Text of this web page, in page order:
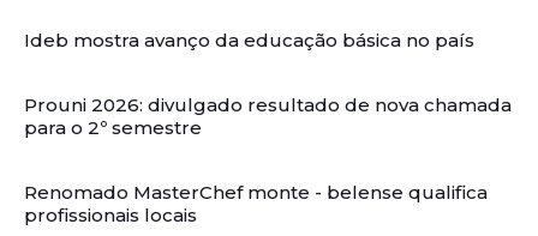
Ideb mostra avanço da educação básica no país
Prouni 2026: divulgado resultado de nova chamada
para o 2º semestre
Renomado MasterChef monte - belense qualifica
profissionais locais